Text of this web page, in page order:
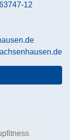
12